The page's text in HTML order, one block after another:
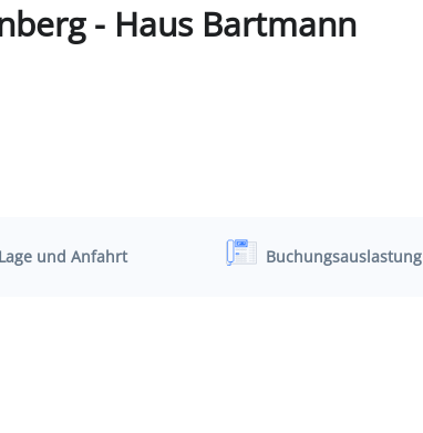
- Haus Bartmann
Lage und Anfahrt Buchungsauslastung